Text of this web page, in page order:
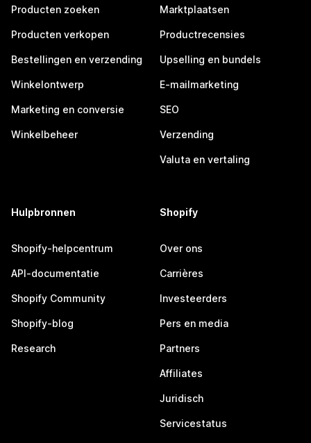
Producten zoeken
Producten verkopen
Bestellingen en verzending
Winkelontwerp
Marketing en conversie
Winkelbeheer
Marktplaatsen
Productrecensies
Upselling en bundels
E-mailmarketing
SEO
Verzending
Valuta en vertaling
Hulpbronnen
Shopify-helpcentrum
API-documentatie
Shopify Community
Shopify-blog
Research
Shopify
Over ons
Carrières
Investeerders
Pers en media
Partners
Affiliates
Juridisch
Servicestatus